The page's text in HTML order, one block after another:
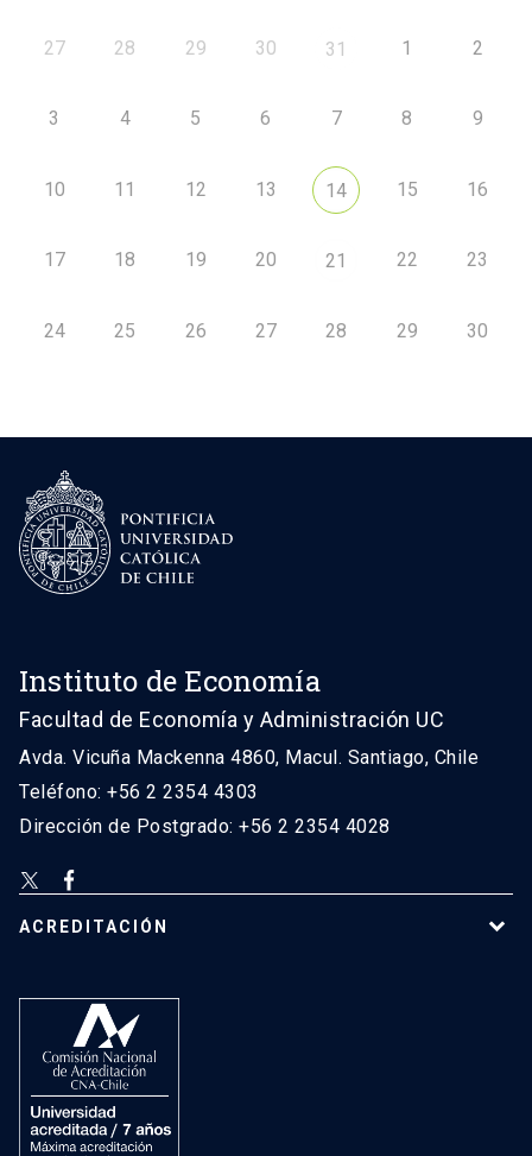
27 28 29 30 31 1 2
3 4 5 6 7 8 9
10 11 12 13 14 15 16
17 18 19 20 21 22 23
24 25 26 27 28 29 30
Instituto de Economía
Facultad de Economía y Administración UC
Avda. Vicuña Mackenna 4860, Macul. Santiago, Chile
Teléfono: +56 2 2354 4303
Dirección de Postgrado: +56 2 2354 4028
ACREDITACIÓN